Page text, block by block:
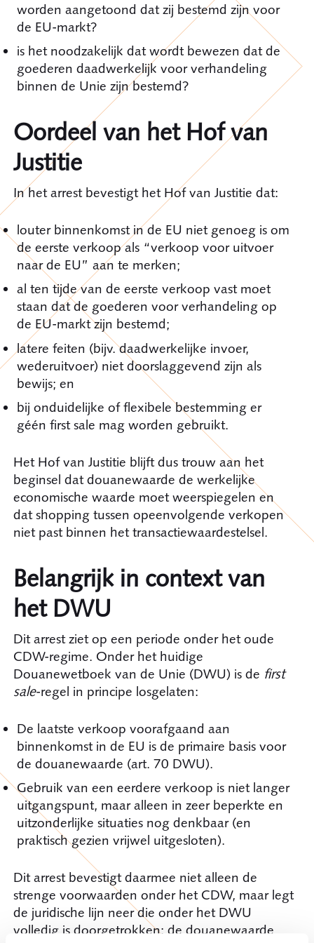
worden aangetoond dat zij bestemd zijn voor
de EU-markt?
is het noodzakelijk dat wordt bewezen dat de
goederen daadwerkelijk voor verhandeling
binnen de Unie zijn bestemd?
Oordeel van het Hof van
Justitie
In het arrest bevestigt het Hof van Justitie dat:
louter binnenkomst in de EU niet genoeg is om
de eerste verkoop als “verkoop voor uitvoer
naar de EU” aan te merken;
al ten tijde van de eerste verkoop vast moet
staan dat de goederen voor verhandeling op
de EU-markt zijn bestemd;
latere feiten (bijv. daadwerkelijke invoer,
wederuitvoer) niet doorslaggevend zijn als
bewijs; en
bij onduidelijke of flexibele bestemming er
géén first sale mag worden gebruikt.
Het Hof van Justitie blijft dus trouw aan het
beginsel dat douanewaarde de werkelijke
economische waarde moet weerspiegelen en
dat shopping tussen opeenvolgende verkopen
niet past binnen het transactiewaardestelsel.
Belangrijk in context van
het DWU
Dit arrest ziet op een periode onder het oude
CDW-regime. Onder het huidige
Douanewetboek van de Unie (DWU) is de first
sale-regel in principe losgelaten:
De laatste verkoop voorafgaand aan
binnenkomst in de EU is de primaire basis voor
de douanewaarde (art. 70 DWU).
Gebruik van een eerdere verkoop is niet langer
uitgangspunt, maar alleen in zeer beperkte en
uitzonderlijke situaties nog denkbaar (en
praktisch gezien vrijwel uitgesloten).
Dit arrest bevestigt daarmee niet alleen de
strenge voorwaarden onder het CDW, maar legt
de juridische lijn neer die onder het DWU
volledig is doorgetrokken: de douanewaarde